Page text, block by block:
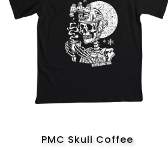
PMC Skull Coffee